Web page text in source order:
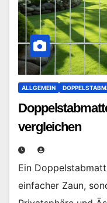
ALLGEMEIN
vergleichen
Ein
einfacher Zaun,